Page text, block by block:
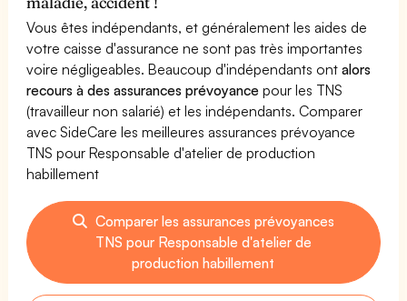
Vous êtes indépendants, et généralement les aides de
votre caisse d'assurance ne sont pas très importantes
voire négligeables. Beaucoup d'indépendants ontalors
recours à des assurances prévoyance pour les TNS
(travailleur non salarié) et les indépendants. Comparer
avec SideCare les meilleures assurances prévoyance
TNS pour Responsable d'atelier de production
habillement
Comparer les assurances prévoyances
TNS pour Responsable d'atelier de
production habillement